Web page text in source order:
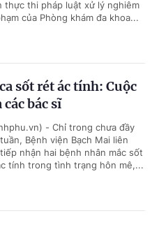
thực thi pháp luật xử lý nghiêm
của Phòng khám đa khoa...
sốt rét ác tính: Cuộc
bác sĩ
- Chỉ trong chưa đầy
Bệnh viện Bạch Mai liên
nhận hai bệnh nhân mắc sốt
tính trong tình trạng hôn mê,...